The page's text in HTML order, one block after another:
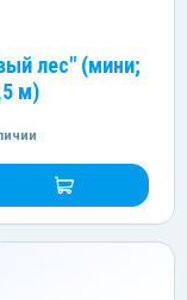
лес" (мини;
м)